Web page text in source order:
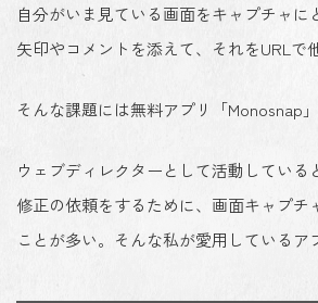
自分がいま見ている画面をキャプチャに
矢印やコメントを添えて、それをURLで
そんな課題には無料アプリ「Monosnap」
ウェブディレクターとして活動している
修正の依頼をするために、画面キャプチ
ことが多い。そんな私が愛用しているア